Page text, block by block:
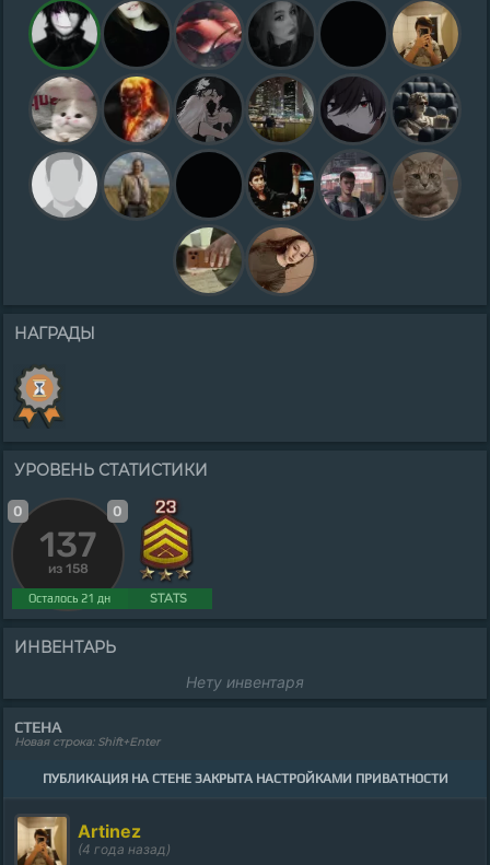
НАГРАДЫ
УРОВЕНЬ СТАТИСТИКИ
137
из 158
Осталось 21 дн
0 0
STATS
ИНВЕНТАРЬ
Нету инвентаря
СТЕНА
Новая строка: Shift+Enter
ПУБЛИКАЦИЯ НА СТЕНЕ ЗАКРЫТА НАСТРОЙКАМИ ПРИВАТНОСТИ
Artinez
(4 года назад)